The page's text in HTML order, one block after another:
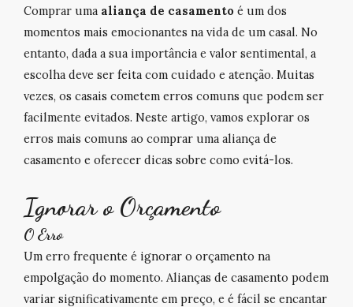
Comprar uma aliança de casamento é um dos
momentos mais emocionantes na vida de um casal. No
entanto, dada a sua importância e valor sentimental, a
escolha deve ser feita com cuidado e atenção. Muitas
vezes, os casais cometem erros comuns que podem ser
facilmente evitados. Neste artigo, vamos explorar os
erros mais comuns ao comprar uma aliança de
casamento e oferecer dicas sobre como evitá-los.
Ignorar o Orçamento
O Erro
Um erro frequente é ignorar o orçamento na
empolgação do momento. Alianças de casamento podem
variar significativamente em preço, e é fácil se encantar